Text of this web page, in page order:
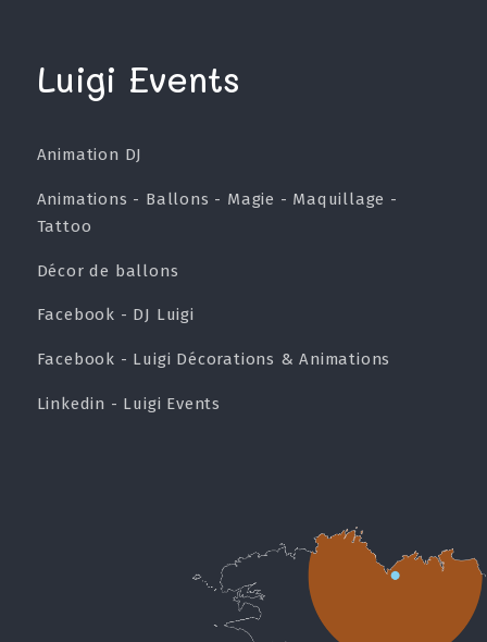
Luigi Events
Animation DJ
Animations - Ballons - Magie - Maquillage -
Tattoo
Décor de ballons
Facebook - DJ Luigi
Facebook - Luigi Décorations & Animations
Linkedin - Luigi Events